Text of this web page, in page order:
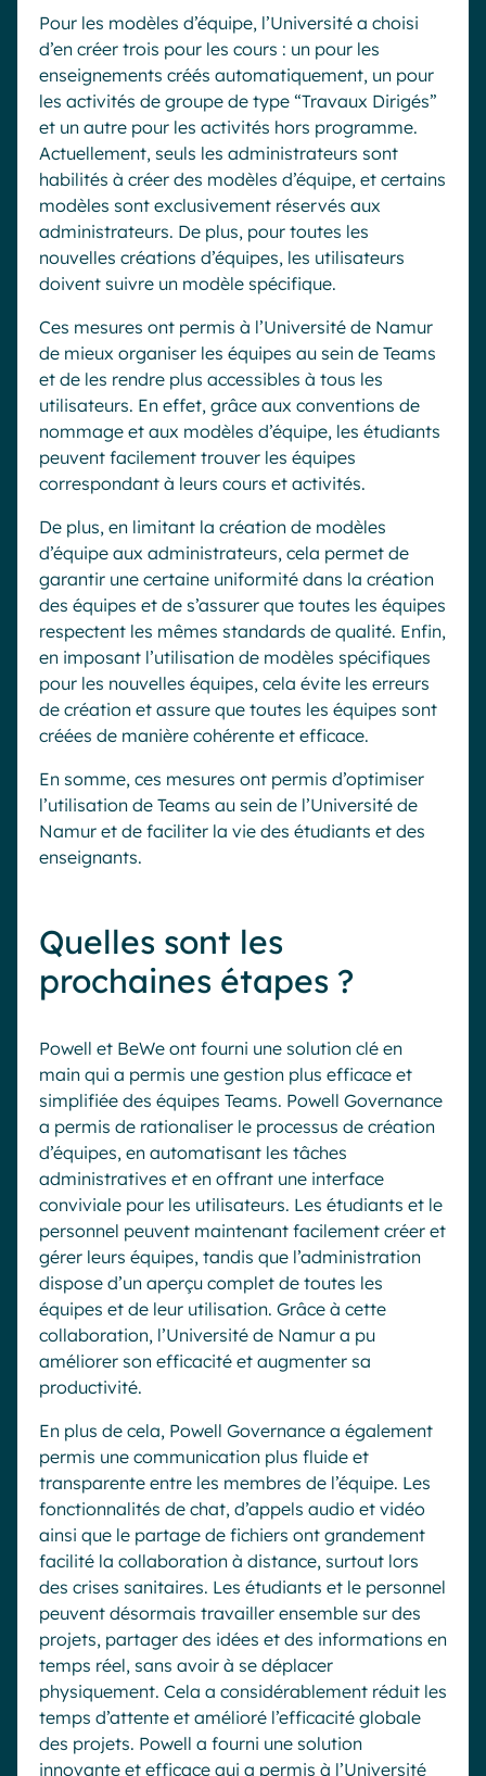
Pour les modèles d’équipe, l’Université a choisi
d’en créer trois pour les cours : un pour les
enseignements créés automatiquement, un pour
les activités de groupe de type “Travaux Dirigés”
et un autre pour les activités hors programme.
Actuellement, seuls les administrateurs sont
habilités à créer des modèles d’équipe, et certains
modèles sont exclusivement réservés aux
administrateurs. De plus, pour toutes les
nouvelles créations d’équipes, les utilisateurs
doivent suivre un modèle spécifique.
Ces mesures ont permis à l’Université de Namur
de mieux organiser les équipes au sein de Teams
et de les rendre plus accessibles à tous les
utilisateurs. En effet, grâce aux conventions de
nommage et aux modèles d’équipe, les étudiants
peuvent facilement trouver les équipes
correspondant à leurs cours et activités.
De plus, en limitant la création de modèles
d’équipe aux administrateurs, cela permet de
garantir une certaine uniformité dans la création
des équipes et de s’assurer que toutes les équipes
respectent les mêmes standards de qualité. Enfin,
en imposant l’utilisation de modèles spécifiques
pour les nouvelles équipes, cela évite les erreurs
de création et assure que toutes les équipes sont
créées de manière cohérente et efficace.
En somme, ces mesures ont permis d’optimiser
l’utilisation de Teams au sein de l’Université de
Namur et de faciliter la vie des étudiants et des
enseignants.
Quelles sont les
prochaines étapes ?
Powell et BeWe ont fourni une solution clé en
main qui a permis une gestion plus efficace et
simplifiée des équipes Teams. Powell Governance
a permis de rationaliser le processus de création
d’équipes, en automatisant les tâches
administratives et en offrant une interface
conviviale pour les utilisateurs. Les étudiants et le
personnel peuvent maintenant facilement créer et
gérer leurs équipes, tandis que l’administration
dispose d’un aperçu complet de toutes les
équipes et de leur utilisation. Grâce à cette
collaboration, l’Université de Namur a pu
améliorer son efficacité et augmenter sa
productivité.
En plus de cela, Powell Governance a également
permis une communication plus fluide et
transparente entre les membres de l’équipe. Les
fonctionnalités de chat, d’appels audio et vidéo
ainsi que le partage de fichiers ont grandement
facilité la collaboration à distance, surtout lors
des crises sanitaires. Les étudiants et le personnel
peuvent désormais travailler ensemble sur des
projets, partager des idées et des informations en
temps réel, sans avoir à se déplacer
physiquement. Cela a considérablement réduit les
temps d’attente et amélioré l’efficacité globale
des projets. Powell a fourni une solution
innovante et efficace qui a permis à l’Université